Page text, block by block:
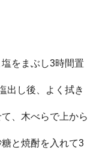
をまぶし3時間置
し後、よく拭き
木べらで上から
焼酎を入れて3